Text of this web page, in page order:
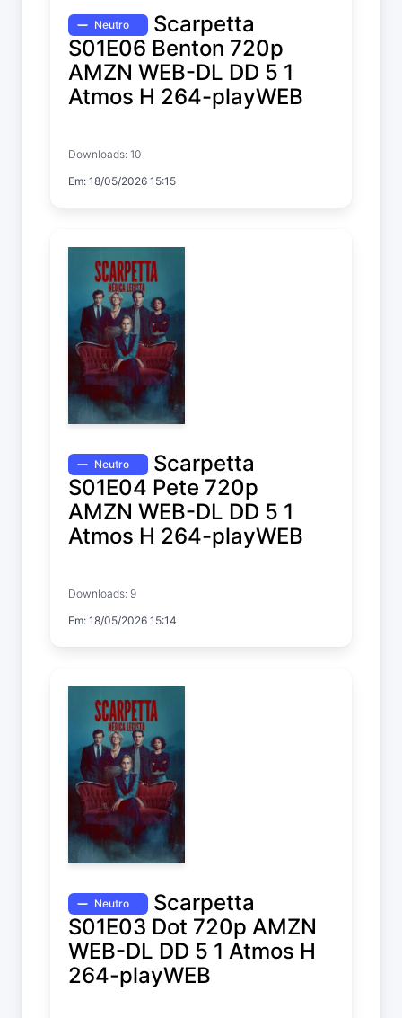
Neutro
Scarpetta
S01E06 Benton 720p
AMZN WEB-DL DD 5 1
Atmos H 264-playWEB
Temp. 1 EP. 6
Downloads: 10
Em: 18/05/2026 15:15
Neutro
Scarpetta
S01E04 Pete 720p
AMZN WEB-DL DD 5 1
Atmos H 264-playWEB
Temp. 1 EP. 4
Downloads: 9
Em: 18/05/2026 15:14
Neutro
Scarpetta
S01E03 Dot 720p AMZN
WEB-DL DD 5 1 Atmos H
264-playWEB